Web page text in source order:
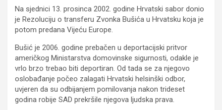
Na sjednici 13. prosinca 2002. godine Hrvatski sabor donio
je Rezoluciju o transferu Zvonka Bušića u Hrvatsku koja je
potom predana Vijeću Europe.
Bušić je 2006. godine prebačen u deportacijski pritvor
američkog Ministarstva domovinske sigurnosti, odakle je
vrlo brzo trebao biti deportiran. Od tada se za njegovo
oslobađanje počeo zalagati Hrvatski helsinški odbor,
uvjeren da su odbijanjem pomilovanja nakon trideset
godina robije SAD prekršile njegova ljudska prava.